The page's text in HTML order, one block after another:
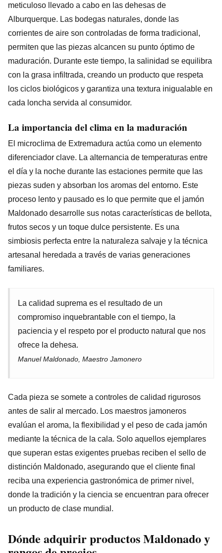
meticuloso llevado a cabo en las dehesas de
Alburquerque. Las bodegas naturales, donde las
corrientes de aire son controladas de forma tradicional,
permiten que las piezas alcancen su punto óptimo de
maduración. Durante este tiempo, la salinidad se equilibra
con la grasa infiltrada, creando un producto que respeta
los ciclos biológicos y garantiza una textura inigualable en
cada loncha servida al consumidor.
La importancia del clima en la maduración
El microclima de Extremadura actúa como un elemento
diferenciador clave. La alternancia de temperaturas entre
el día y la noche durante las estaciones permite que las
piezas suden y absorban los aromas del entorno. Este
proceso lento y pausado es lo que permite que el jamón
Maldonado desarrolle sus notas características de bellota,
frutos secos y un toque dulce persistente. Es una
simbiosis perfecta entre la naturaleza salvaje y la técnica
artesanal heredada a través de varias generaciones
familiares.
La calidad suprema es el resultado de un
compromiso inquebrantable con el tiempo, la
paciencia y el respeto por el producto natural que nos
ofrece la dehesa.
Manuel Maldonado, Maestro Jamonero
Cada pieza se somete a controles de calidad rigurosos
antes de salir al mercado. Los maestros jamoneros
evalúan el aroma, la flexibilidad y el peso de cada jamón
mediante la técnica de la cala. Solo aquellos ejemplares
que superan estas exigentes pruebas reciben el sello de
distinción Maldonado, asegurando que el cliente final
reciba una experiencia gastronómica de primer nivel,
donde la tradición y la ciencia se encuentran para ofrecer
un producto de clase mundial.
Dónde adquirir productos Maldonado y